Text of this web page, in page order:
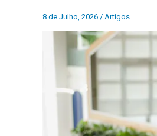
8 de Julho, 2026 / Artigos